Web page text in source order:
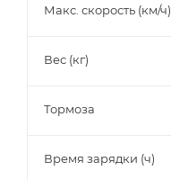
Макс. скорость (км/ч)
Вес (кг)
Тормоза
Время зарядки (ч)